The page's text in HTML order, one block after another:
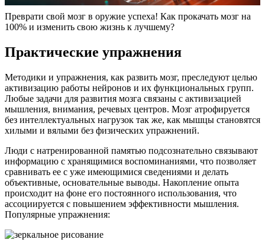
Преврати свой мозг в оружие успеха! Как прокачать мозг на
100% и изменить свою жизнь к лучшему?
Практические упражнения
Методики и упражнения, как развить мозг, преследуют целью
активизацию работы нейронов и их функциональных групп.
Любые задачи для развития мозга связаны с активизацией
мышления, внимания, речевых центров. Мозг атрофируется
без интеллектуальных нагрузок так же, как мышцы становятся
хилыми и вялыми без физических упражнений.
Люди с натренированной памятью подсознательно связывают
информацию с хранящимися воспоминаниями, что позволяет
сравнивать ее с уже имеющимися сведениями и делать
объективные, основательные выводы. Накопление опыта
происходит на фоне его постоянного использования, что
ассоциируется с повышением эффективности мышления.
Популярные упражнения: